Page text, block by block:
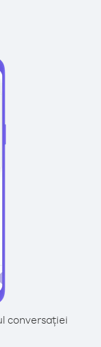
conversației